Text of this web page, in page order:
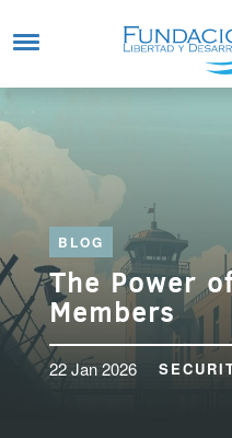
BLOG
The Power
Members
22 Jan 2026